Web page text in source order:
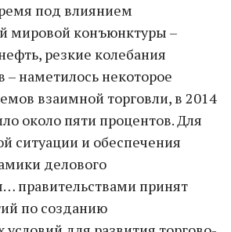
под влиянием
мировой конъюнктуры –
резкие колебания
– наметилось некоторое
взаимной торговли, в 2014
около пяти процентов. Для
ситуации и обеспечения
делового
правительствами принят
по созданию